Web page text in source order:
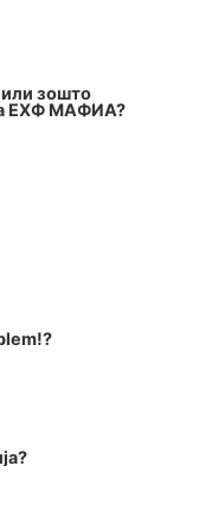
зошто
ЕХФ МАФИА?